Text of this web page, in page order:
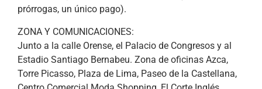
prórrogas, un único pago).
ZONA Y COMUNICACIONES:
Junto a la calle Orense, el Palacio de Congresos y al
Estadio Santiago Bernabeu. Zona de oficinas Azca,
Torre Picasso, Plaza de Lima, Paseo de la Castellana,